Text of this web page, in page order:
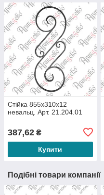
Стійка 855х310х12
невальц. Арт. 21.204.01
387,62 ₴
Купити
Подібні товари компанії